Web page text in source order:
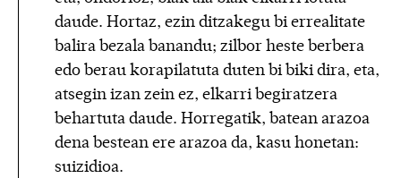
daude. Hortaz, ezin ditzakegu bi errealitate
balira bezala banandu; zilbor heste berbera
edo berau korapilatuta duten bi biki dira, eta,
atsegin izan zein ez, elkarri begiratzera
behartuta daude. Horregatik, batean arazoa
dena bestean ere arazoa da, kasu honetan:
suizidioa.